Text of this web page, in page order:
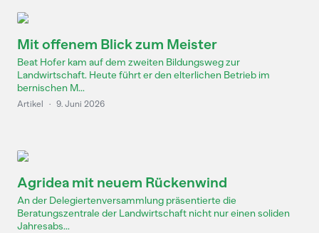
Mit offenem Blick zum Meister
Beat Hofer kam auf dem zweiten Bildungsweg zur
Landwirtschaft. Heute führt er den elterlichen Betrieb im
bernischen M...
Artikel · 9. Juni 2026
Agridea mit neuem Rückenwind
An der Delegiertenversammlung präsentierte die
Beratungszentrale der Landwirtschaft nicht nur einen soliden
Jahresabs...